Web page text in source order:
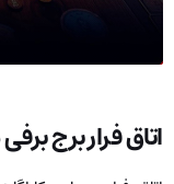
اتاق فرار برج